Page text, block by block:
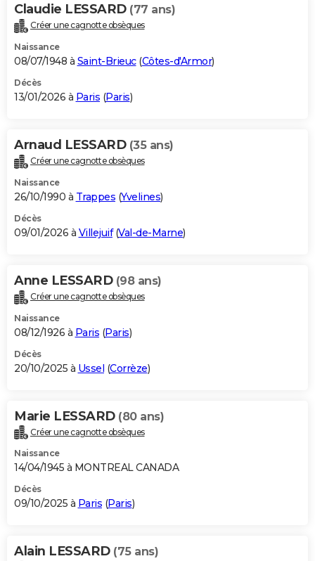
Carte de Noël
Carte Bonne année
Carte Saint-Valentin
Carte Pâques
Carte d'anniversaire
DICTIONNAIRE
Dictionnaire
Biographies
Citations
Expressions
Proverbes
PROGRAMME TV
S'inscrire
Se connecter
Lycées
Collèges
Primaires
Universités
Entreprises
Service militaire
Avis de recherche
AVIS DE DÉCÈS
Bricolage
Lifestyle
Culture
Sport
Auto
Television
Voyage
Cinema
Claudie LESSARD (77 ans)
Créer une cagnotte obsèques
Naissance
08/07/1948 à Saint-Brieuc(Côtes-d'Armor)
Décès
13/01/2026 à Paris (Paris)
Arnaud LESSARD (35 ans)
Créer une cagnotte obsèques
Naissance
26/10/1990 à Trappes (Yvelines)
Décès
09/01/2026 à Villejuif(Val-de-Marne)
Anne LESSARD (98 ans)
Créer une cagnotte obsèques
Naissance
08/12/1926 à Paris (Paris)
Décès
20/10/2025 à Ussel (Corrèze)
Marie LESSARD (80 ans)
Créer une cagnotte obsèques
Naissance
14/04/1945 à MONTREAL CANADA
Décès
09/10/2025 à Paris (Paris)
Alain LESSARD (75 ans)